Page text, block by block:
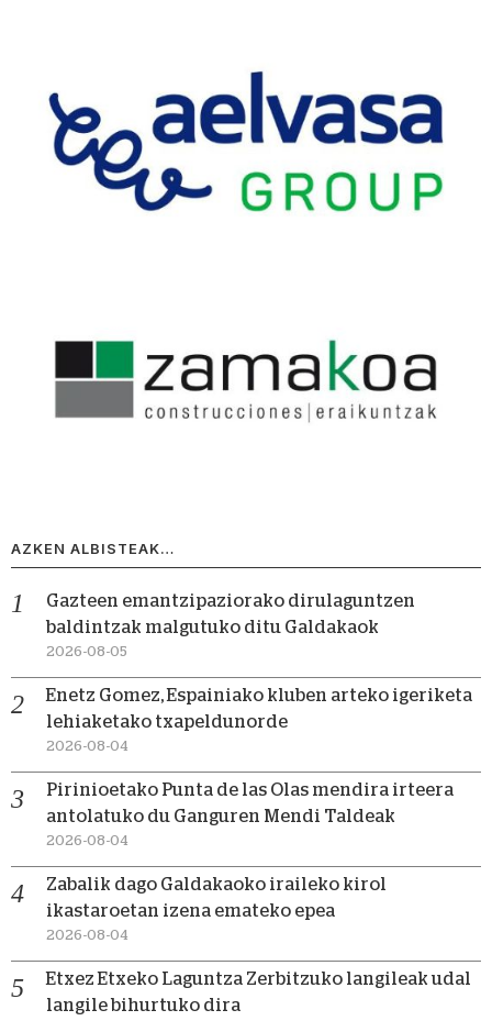
AZKEN ALBISTEAK…
Gazteen emantzipaziorako dirulaguntzen
baldintzak malgutuko ditu Galdakaok
2026-08-05
Enetz Gomez, Espainiako kluben arteko igeriketa
lehiaketako txapeldunorde
2026-08-04
Pirinioetako Punta de las Olas mendira irteera
antolatuko du Ganguren Mendi Taldeak
2026-08-04
Zabalik dago Galdakaoko iraileko kirol
ikastaroetan izena emateko epea
2026-08-04
Etxez Etxeko Laguntza Zerbitzuko langileak udal
langile bihurtuko dira